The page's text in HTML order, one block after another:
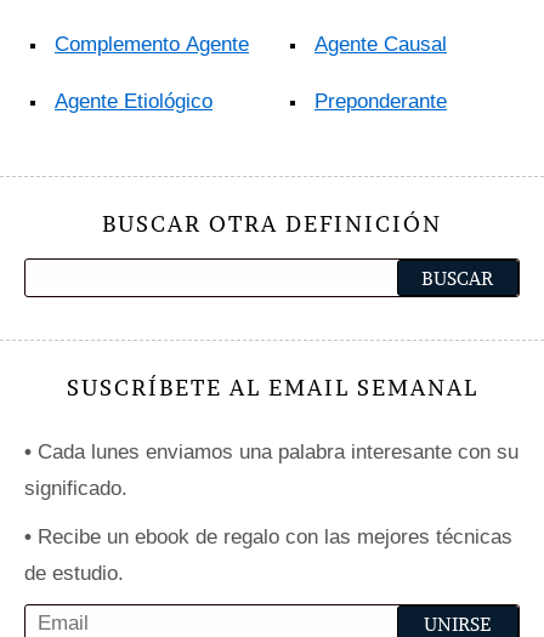
Complemento Agente
Agente Etiológico
Agente Causal
Preponderante
BUSCAR OTRA DEFINICIÓN
SUSCRÍBETE AL EMAIL SEMANAL
• Cada lunes enviamos una palabra interesante con su
significado.
• Recibe un ebook de regalo con las mejores técnicas
de estudio.